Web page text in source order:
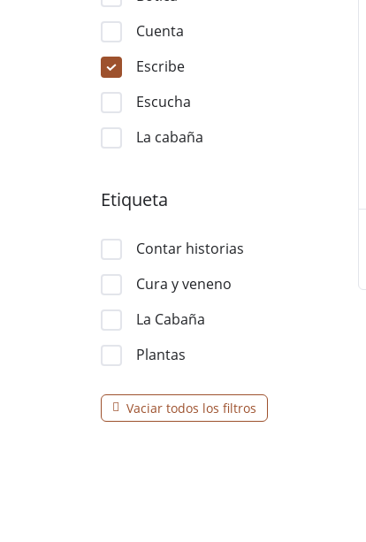
Cuenta
Escribe
Escucha
La cabaña
Etiqueta
Contar historias
Cura y veneno
La Cabaña
Plantas
Vaciar todos los filtros